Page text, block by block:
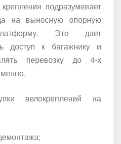
подразумевает
на выносную опорную
Это дает
доступ к багажнику и
перевозку до 4-х
велокреплений на